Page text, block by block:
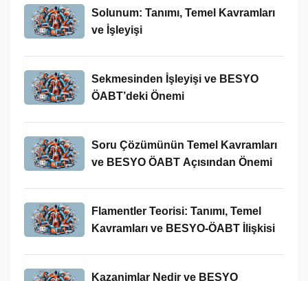
Solunum: Tanımı, Temel Kavramları
ve İşleyişi
Sekmesinden İşleyişi ve BESYO
ÖABT’deki Önemi
Soru Çözümünün Temel Kavramları
ve BESYO ÖABT Açısından Önemi
Flamentler Teorisi: Tanımı, Temel
Kavramları ve BESYO-ÖABT İlişkisi
Kazanimlar Nedir ve BESYO